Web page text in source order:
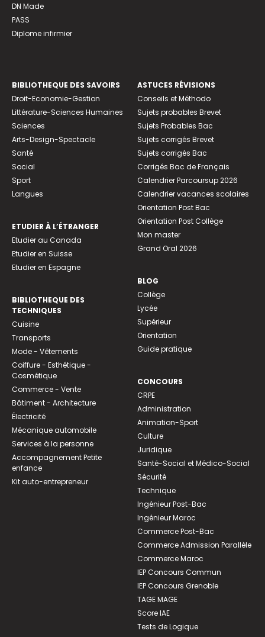
DN Made
PASS
Diplome infirmier
BIBLIOTHEQUE DES SAVOIRS
Droit-Economie-Gestion
Littérature-Sciences Humaines
Sciences
Arts-Design-Spectacle
Santé
Social
Sport
Langues
ETUDIER À L’ÉTRANGER
Etudier au Canada
Etudier en Suisse
Etudier en Espagne
BIBLIOTHEQUE DES
TECHNIQUES
Cuisine
Transports
Mode - Vêtements
Coiffure - Esthétique -
Cosmétique
Commerce - Vente
Bâtiment - Architecture
Électricité
Mécanique automobile
Services à la personne
Accompagnement Petite
enfance
Kit auto-entrepreneur
ASTUCES RÉVISIONS
Conseils et Méthodo
Sujets probables Brevet
Sujets Probables Bac
Sujets corrigés Brevet
Sujets corrigés Bac
Corrigés Bac de Français
Calendrier Parcoursup 2026
Calendrier vacances scolaires
Orientation Post Bac
Orientation Post Collège
Mon master
Grand Oral 2026
BLOG
Collège
Lycée
Supérieur
Orientation
Guide pratique
CONCOURS
CRPE
Administration
Animation-Sport
Culture
Juridique
Santé-Social et Médico-Social
Sécurité
Technique
Ingénieur Post-Bac
Ingénieur Maroc
Commerce Post-Bac
Commerce Admission Parallèle
Commerce Maroc
IEP Concours Commun
IEP Concours Grenoble
TAGE MAGE
Score IAE
Tests de Logique